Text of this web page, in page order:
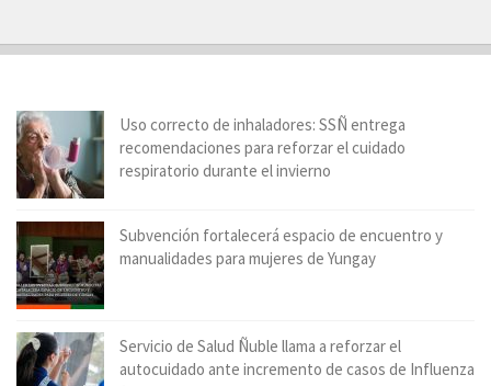
Uso correcto de inhaladores: SSÑ entrega
recomendaciones para reforzar el cuidado
respiratorio durante el invierno
Subvención fortalecerá espacio de encuentro y
manualidades para mujeres de Yungay
Servicio de Salud Ñuble llama a reforzar el
autocuidado ante incremento de casos de Influenza